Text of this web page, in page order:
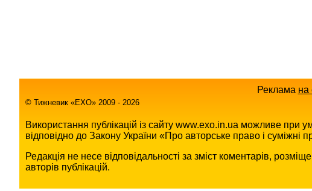
Реклама на
© Тижневик «EХO» 2009 - 2026
Використання публікацій із сайту www.exo.in.ua можливе при
відповідно до Закону України «Про авторське право і суміжні
Редакція не несе відповідальності за зміст коментарів,
авторів публікацій.